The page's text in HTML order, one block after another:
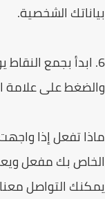
الشخصية.
ابدأ بجمع النقاط
على علامة
تفعل إذا
بك مفعل
التواصل معنا